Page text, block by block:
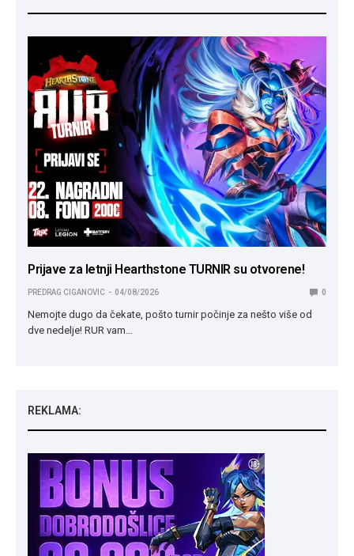
Prijave za letnji Hearthstone TURNIR su otvorene!
PREDRAG CIGANOVIC 04/08/2026 0
Nemojte dugo da čekate, pošto turnir počinje za nešto više od
dve nedelje! RUR vam…
REKLAMA: